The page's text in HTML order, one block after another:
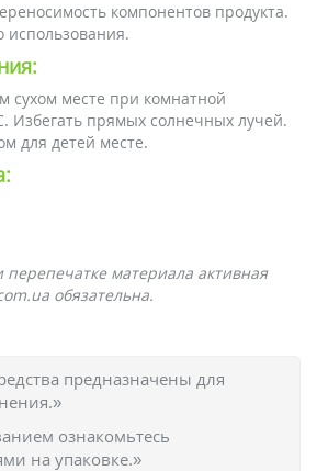
компонентов продукта.
использования.
сухом месте при комнатной
Избегать прямых солнечных лучей.
для детей месте.
материала активная
обязательна.
предназначены для
ознакомьтесь
на упаковке.»